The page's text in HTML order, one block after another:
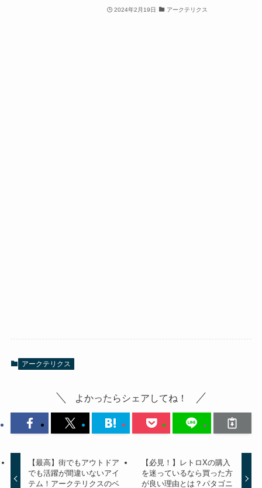
2024年2月19日 アークテリクス
アークテリクス
よかったらシェアしてね！
【最高】街でもアウトドア
でも活躍が間違いないアイ
テム！アークテリクスのベ
【必見！】レトロXの購入
を迷っているなら買った方
が良い理由とは？パタゴニ